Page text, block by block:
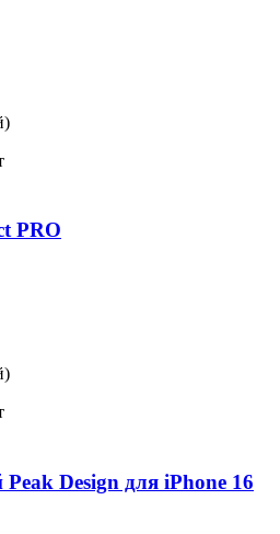
PRO
Design для iPhone 16